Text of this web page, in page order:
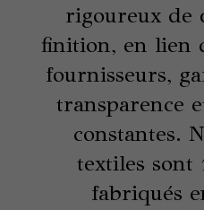
rigoureux de
finition, en lien
fournisseurs,
transparence
constantes.
textiles sont
fabriqués